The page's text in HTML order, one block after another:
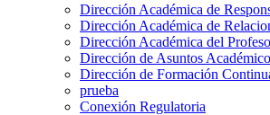
Dirección Académica de
Dirección Académica de
Dirección Académica del
Dirección de Asuntos
Dirección de Formación
prueba
Conexión Regulatoria